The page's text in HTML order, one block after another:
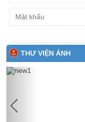
THƯ VIỆN ẢNH
Previous